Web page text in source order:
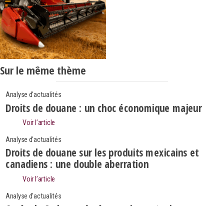
Sur le même thème
Analyse d'actualités
Droits de douane : un choc économique majeur
Voir l’article
Analyse d'actualités
Droits de douane sur les produits mexicains et
canadiens : une double aberration
Voir l’article
Analyse d'actualités